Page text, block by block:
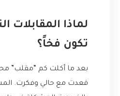
لماذا المقابلات
تكون فخاً؟
بعد ما أكلت كم “مقلب”
قعدت مع حالي وفكرت.